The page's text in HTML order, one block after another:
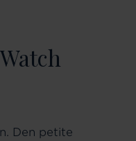
Den petite